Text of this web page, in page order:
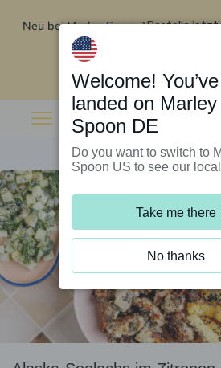
Neu bei Marley Spoon?Bestelle jetzt
Rabatt auf deine ersten
Welcome! You’ve
landed on Marley
Spoon DE
Do you want to switch to
Spoon US to see our
Take me there
No thanks